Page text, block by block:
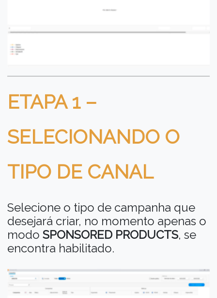
ETAPA 1 –
SELECIONANDO O
TIPO DE CANAL
Selecione o tipo de campanha que
desejará criar, no momento apenas o
modo SPONSORED PRODUCTS, se
encontra habilitado.